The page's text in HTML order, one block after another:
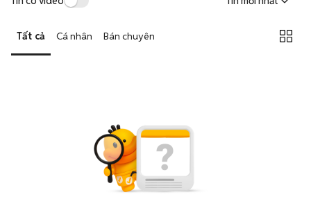
Tất cả Cá nhân Bán chuyên